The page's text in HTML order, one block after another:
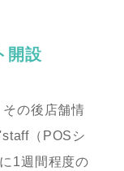
開設
その後店舗情
（POSシ
1週間程度の